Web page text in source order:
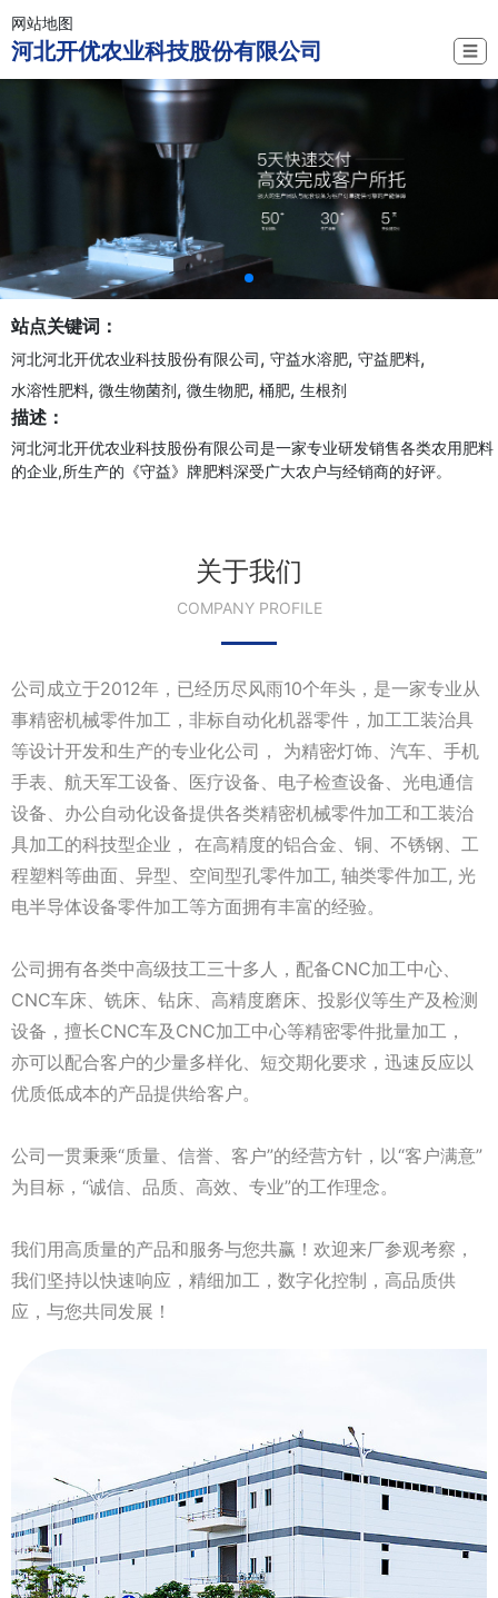
网站地图
河北开优农业科技股份有限公司 ☰
站点关键词：
河北河北开优农业科技股份有限公司, 守益水溶肥, 守益肥料,
水溶性肥料, 微生物菌剂, 微生物肥, 桶肥, 生根剂
描述：
河北河北开优农业科技股份有限公司是一家专业研发销售各类农用肥料
的企业,所生产的《守益》牌肥料深受广大农户与经销商的好评。
关于我们
COMPANY PROFILE
公司成立于2012年，已经历尽风雨10个年头，是一家专业从
事精密机械零件加工，非标自动化机器零件，加工工装治具
等设计开发和生产的专业化公司， 为精密灯饰、汽车、手机
手表、航天军工设备、医疗设备、电子检查设备、光电通信
设备、办公自动化设备提供各类精密机械零件加工和工装治
具加工的科技型企业， 在高精度的铝合金、铜、不锈钢、工
程塑料等曲面、异型、空间型孔零件加工, 轴类零件加工, 光
电半导体设备零件加工等方面拥有丰富的经验。
公司拥有各类中高级技工三十多人，配备CNC加工中心、
CNC车床、铣床、钻床、高精度磨床、投影仪等生产及检测
设备，擅长CNC车及CNC加工中心等精密零件批量加工，
亦可以配合客户的少量多样化、短交期化要求，迅速反应以
优质低成本的产品提供给客户。
公司一贯秉乘“质量、信誉、客户”的经营方针，以“客户满意”
为目标，“诚信、品质、高效、专业”的工作理念。
我们用高质量的产品和服务与您共赢！欢迎来厂参观考察，
我们坚持以快速响应，精细加工，数字化控制，高品质供
应，与您共同发展！